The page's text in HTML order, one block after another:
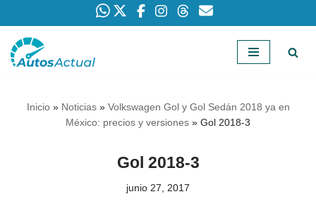
Saltar
Inicio» Noticias» Volkswagen Gol y Gol Sedán 2018 ya en
México: precios y versiones » Gol 2018-3
Gol 2018-3
junio 27, 2017